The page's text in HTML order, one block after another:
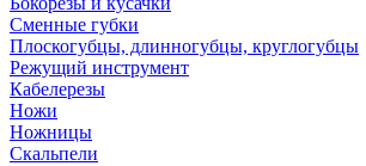
Сменные губки
Плоскогубцы, длинногубцы, круглогубцы
Режущий инструмент
Кабелерезы
Ножи
Ножницы
Скальпели